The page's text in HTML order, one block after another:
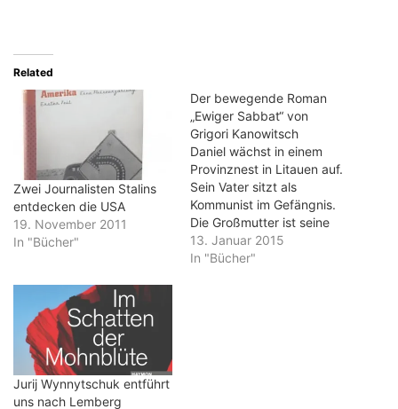
Related
Zwei Journalisten Stalins
entdecken die USA
19. November 2011
In "Bücher"
Der bewegende Roman
„Ewiger Sabbat“ von
Grigori Kanowitsch
Daniel wächst in einem
Provinznest in Litauen auf.
Sein Vater sitzt als
Kommunist im Gefängnis.
Die Großmutter ist seine
Bezugsperson. Als sie
stirbt, nimmt sich der
13. Januar 2015
In "Bücher"
Jurij Wynnytschuk entführt
uns nach Lemberg